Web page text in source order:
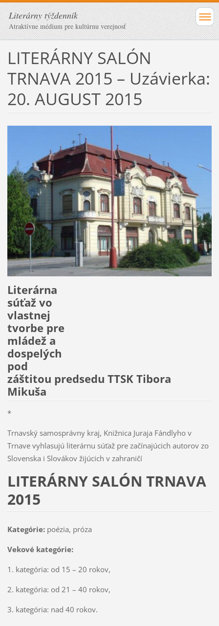
Literárny týždenník
Atraktívne médium pre kultúrnu verejnosť
LITERÁRNY SALÓN
TRNAVA 2015 – Uzávierka:
20. AUGUST 2015
Literárna
súťaž vo
vlastnej
tvorbe pre
mládež a
dospelých
pod
záštitou predsedu TTSK Tibora
Mikuša
*
Trnavský samosprávny kraj, Knižnica Juraja Fándlyho v
Trnave vyhlasujú literárnu súťaž pre začínajúcich autorov zo
Slovenska i Slovákov žijúcich v zahraničí
LITERÁRNY SALÓN TRNAVA
2015
Kategórie: poézia, próza
Vekové kategórie:
1. kategória: od 15 – 20 rokov,
2. kategória: od 21 – 40 rokov,
3. kategória: nad 40 rokov.